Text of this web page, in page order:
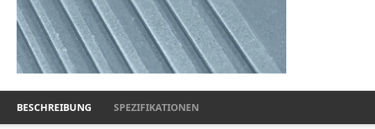
BESCHREIBUNG SPEZIFIKATIONEN